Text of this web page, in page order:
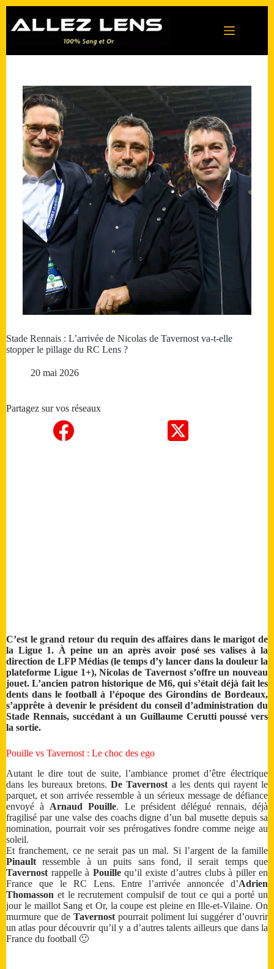
contenu
Stade Rennais : L’arrivée de Nicolas de Tavernost va-t-elle
stopper le pillage du RC Lens ?
20 mai 2026
Partagez sur vos réseaux
C’est le grand retour du requin des affaires dans le marigot de
la Ligue 1. À peine un an après avoir posé ses valises à la
direction de LFP Médias (le temps d’y lancer dans la douleur la
plateforme Ligue 1+), Nicolas de Tavernost s’offre un nouveau
jouet. L’ancien patron historique de M6, qui s’était déjà fait les
dents dans le football à l’époque des Girondins de Bordeaux,
s’apprête à devenir le président du conseil d’administration du
Stade Rennais, succédant à un Guillaume Cerutti poussé vers
la sortie.
Pouille vs Tavernost : Le choc des ego
Autant le dire tout de suite, l’ambiance promet d’être électrique
dans les bureaux bretons.De Tavernost a les dents qui rayent le
parquet, et son arrivée ressemble à un sérieux message de défiance
envoyé à Arnaud Pouille. Le président délégué rennais, déjà
fragilisé par une valse des coachs digne d’un bal musette depuis sa
nomination, pourrait voir ses prérogatives fondre comme neige au
soleil.
Et franchement, ce ne serait pas un mal. Si l’argent de la famille
Pinault ressemble à un puits sans fond, il serait temps que
Tavernost rappelle à Pouillequ’il existe d’autres clubs à piller en
France que le RC Lens. Entre l’arrivée annoncée d’Adrien
Thomasson et le recrutement compulsif de tout ce qui a porté un
jour le maillot Sang et Or, la coupe est pleine en Ille-et-Vilaine. On
murmure que de Tavernost pourrait poliment lui suggérer d’ouvrir
un atlas pour découvrir qu’il y a d’autres talents ailleurs que dans la
France du football 🙂